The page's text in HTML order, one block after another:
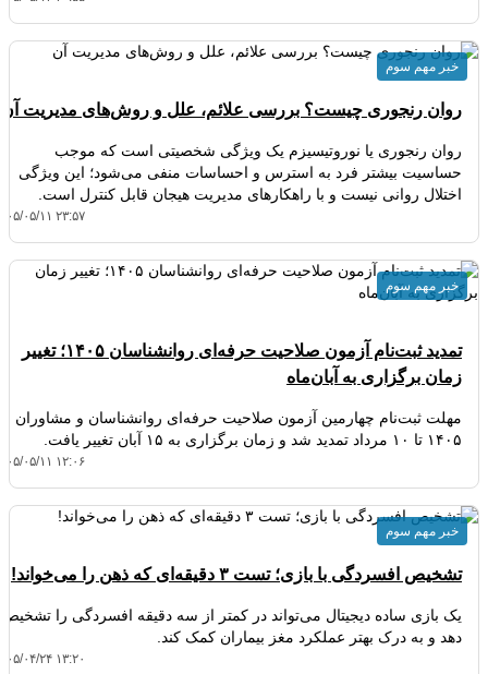
روان رنجوری چیست؟ بررسی علائم، علل و روش‌های مدیریت آن
روان رنجوری یا نوروتیسیزم یک ویژگی شخصیتی است که موجب
حساسیت بیشتر فرد به استرس و احساسات منفی می‌شود؛ این ویژگی
اختلال روانی نیست و با راهکارهای مدیریت هیجان قابل کنترل است.
۱۴۰۵/۰۵/۱۱
خبر مهم سوم
تمدید ثبت‌نام آزمون صلاحیت حرفه‌ای روانشناسان ۱۴۰۵؛ تغییر
زمان برگزاری به آبان‌ماه
مهلت ثبت‌نام چهارمین آزمون صلاحیت حرفه‌ای روانشناسان و مشاوران
۱۴۰۵ تا ۱۰ مرداد تمدید شد و زمان برگزاری به ۱۵ آبان تغییر یافت.
۱۴۰۵/۰۵/۱۱
خبر مهم سوم
تشخیص افسردگی با بازی؛ تست ۳ دقیقه‌ای که ذهن را می‌خواند!
یک بازی ساده دیجیتال می‌تواند در کمتر از سه دقیقه افسردگی را تشخیص
دهد و به درک بهتر عملکرد مغز بیماران کمک کند.
۱۴۰۵/۰۴/۲۴
خبر مهم سوم